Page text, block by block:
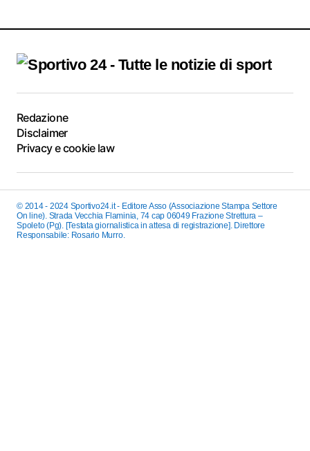
Redazione
Disclaimer
Privacy e cookie law
© 2014 - 2024 Sportivo24.it - Editore Asso (Associazione Stampa Settore
On line). Strada Vecchia Flaminia, 74 cap 06049 Frazione Strettura –
Spoleto (Pg). [Testata giornalistica in attesa di registrazione]. Direttore
Responsabile: Rosario Murro.